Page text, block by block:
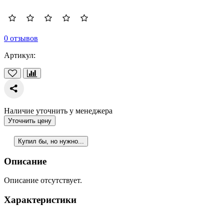
0 отзывов
Артикул:
Наличие уточнить у менеджера
Уточнить цену
Купил бы, но нужно...
Описание
Описание отсутствует.
Характеристики